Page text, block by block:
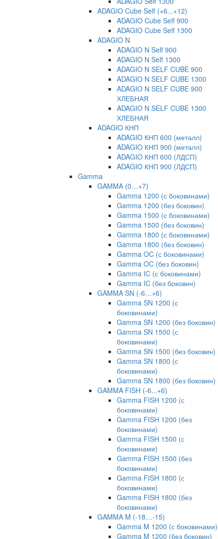
ADAGIO Cube Self (+6...+12)
ADAGIO Cube Self 900
ADAGIO Cube Self 1300
ADAGIO N
ADAGIO N Self 900
ADAGIO N Self 1300
ADAGIO N SELF CUBE 900
ADAGIO N SELF CUBE 1300
ADAGIO N SELF CUBE 900
ХЛЕБНАЯ
ADAGIO N SELF CUBE 1300
ХЛЕБНАЯ
ADAGIO КНП
ADAGIO КНП 600 (металл)
ADAGIO КНП 900 (металл)
ADAGIO КНП 600 (ЛДСП)
ADAGIO КНП 900 (ЛДСП)
Gamma
GAMMA (0…+7)
Gamma 1200 (с боковинами)
Gamma 1200 (без боковин)
Gamma 1500 (с боковинами)
Gamma 1500 (без боковин)
Gamma 1800 (с боковинами)
Gamma 1800 (без боковин)
Gamma OC (с боковинами)
Gamma OC (без боковин)
Gamma IC (с боковинами)
Gamma IC (без боковин)
GAMMA SN (-6…+6)
Gamma SN 1200 (с
боковинами)
Gamma SN 1200 (без боковин)
Gamma SN 1500 (с
боковинами)
Gamma SN 1500 (без боковин)
Gamma SN 1800 (с
боковинами)
Gamma SN 1800 (без боковин)
GAMMA FISH (-6...+6)
Gamma FISH 1200 (с
боковинами)
Gamma FISH 1200 (без
боковинами)
Gamma FISH 1500 (с
боковинами)
Gamma FISH 1500 (без
боковинами)
Gamma FISH 1800 (с
боковинами)
Gamma FISH 1800 (без
боковинами)
GAMMA M (-18…-15)
Gamma M 1200 (с боковинами)
Gamma M 1200 (без боковин)